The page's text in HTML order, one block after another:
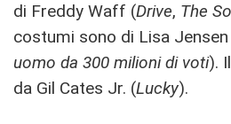
di Freddy Waff (Drive, The
costumi sono di Lisa
uomo da 300 milioni di voti).
da Gil Cates Jr. (Lucky).